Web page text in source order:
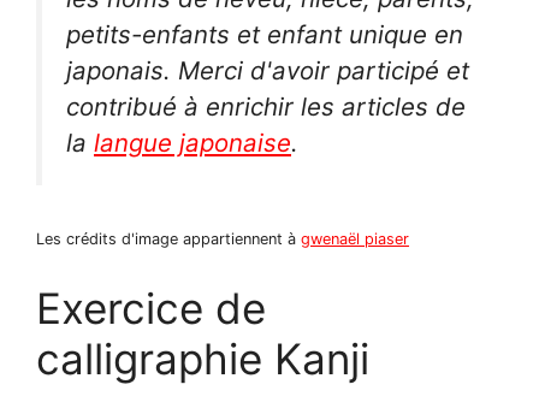
petits-enfants et enfant unique en
japonais. Merci d'avoir participé et
contribué à enrichir les articles de
la langue japonaise.
Les crédits d'image appartiennent à gwenaël piaser
Exercice de
calligraphie Kanji